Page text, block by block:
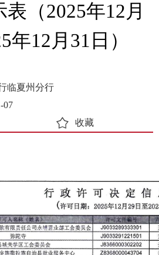
（2025年12月
年12月31日）
临夏州分行
07
收藏